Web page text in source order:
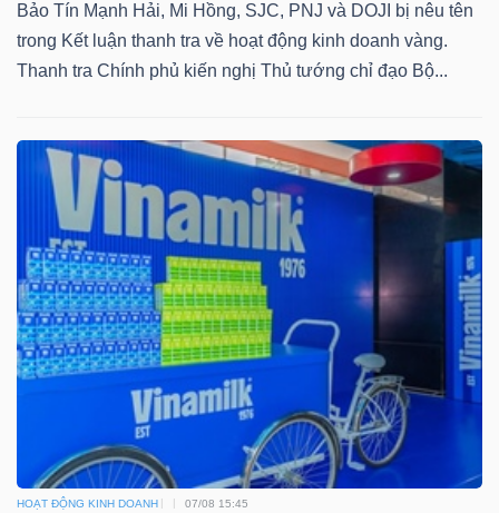
Bảo Tín Mạnh Hải, Mi Hồng, SJC, PNJ và DOJI bị nêu tên
trong Kết luận thanh tra về hoạt động kinh doanh vàng.
Thanh tra Chính phủ kiến nghị Thủ tướng chỉ đạo Bộ...
HOẠT ĐỘNG KINH DOANH 07/08 15:45